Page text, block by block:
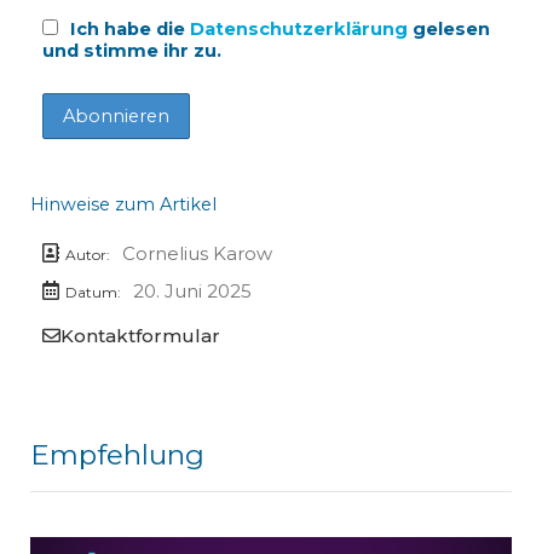
Ich habe die Datenschutzerklärung gelesen
und stimme ihr zu.
Hinweise zum Artikel
Autor: Cornelius Karow
Datum:
20. Juni 2025
Kontaktformular
Empfehlung